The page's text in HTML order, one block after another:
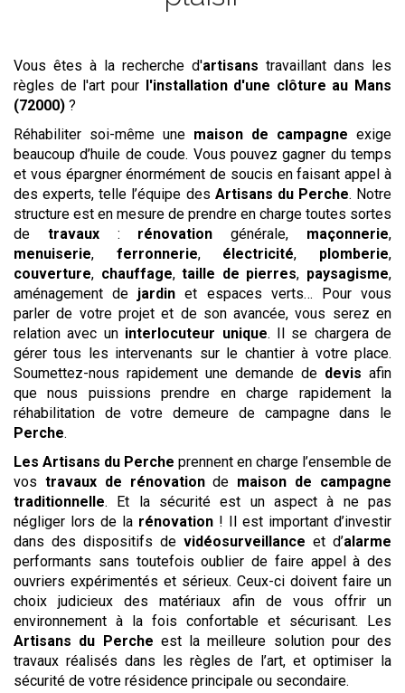
Vous êtes à la recherche d'artisans travaillant dans les
règles de l'art pour
l'installation d'une clôture au Mans
(72000) ?
Réhabiliter soi-même une maison de campagne exige
beaucoup d’huile de coude. Vous pouvez gagner du temps
et vous épargner énormément de soucis en faisant appel à
des experts, telle l’équipe des Artisans du Perche. Notre
structure est en mesure de prendre en charge toutes sortes
de travaux: rénovation générale, maçonnerie,
menuiserie, ferronnerie, électricité, plomberie,
couverture, chauffage,taille de pierres, paysagisme,
aménagement de jardin et espaces verts… Pour vous
parler de votre projet et de son avancée, vous serez en
relation avec un interlocuteur unique. Il se chargera de
gérer tous les intervenants sur le chantier à votre place.
Soumettez-nous rapidement une demande de devis afin
que nous puissions prendre en charge rapidement la
réhabilitation de votre demeure de campagne dans le
Perche.
Les Artisans du Perche prennent en charge l’ensemble de
vos travaux de rénovationde maison de campagne
traditionnelle. Et la sécurité est un aspect à ne pas
négliger lors de la rénovation ! Il est important d’investir
dans des dispositifs de vidéosurveillance et d’alarme
performants sans toutefois oublier de faire appel à des
ouvriers expérimentés et sérieux. Ceux-ci doivent faire un
choix judicieux des matériaux afin de vous offrir un
environnement à la fois confortable et sécurisant. Les
Artisans du Perche est la meilleure solution pour des
travaux réalisés dans les règles de l’art, et optimiser la
sécurité de votre résidence principale ou secondaire.